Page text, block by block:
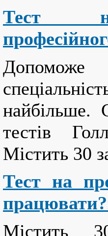
Тест
найбільше.
тестів
Містить 30
Тест на
Містить